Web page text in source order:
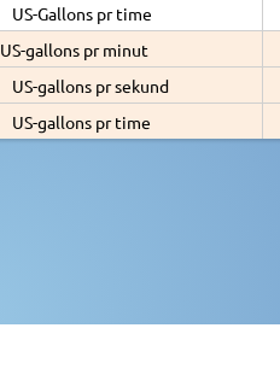
US-Gallons pr time
US-gallons pr minut
US-gallons pr sekund
US-gallons pr time